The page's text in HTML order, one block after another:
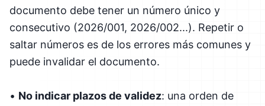
documento debe tener un número único y
consecutivo (2026/001, 2026/002...). Repetir o
saltar números es de los errores más comunes y
puede invalidar el documento.
• No indicar plazos de validez: una orden de